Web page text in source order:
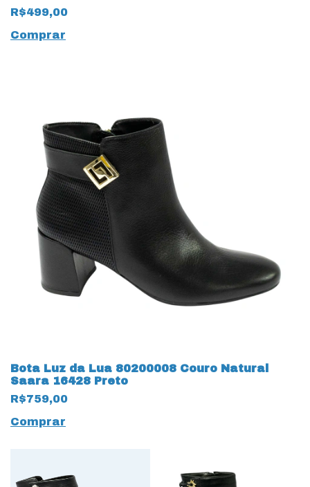
Saara Bianco
R$499,00
Comprar
Bota Luz da Lua 80200008 Couro Natural
Saara 16428 Preto
R$759,00
Comprar